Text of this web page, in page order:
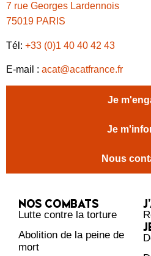
7 rue Georges Lardennois
75019 PARIS
Tél: +33 (0)1 40 40 42 43
E-mail : acat@acatfrance.fr
Je
Je
Nous
NOS COMBATS
Lutte contre la torture
Abolition de la peine de
mort